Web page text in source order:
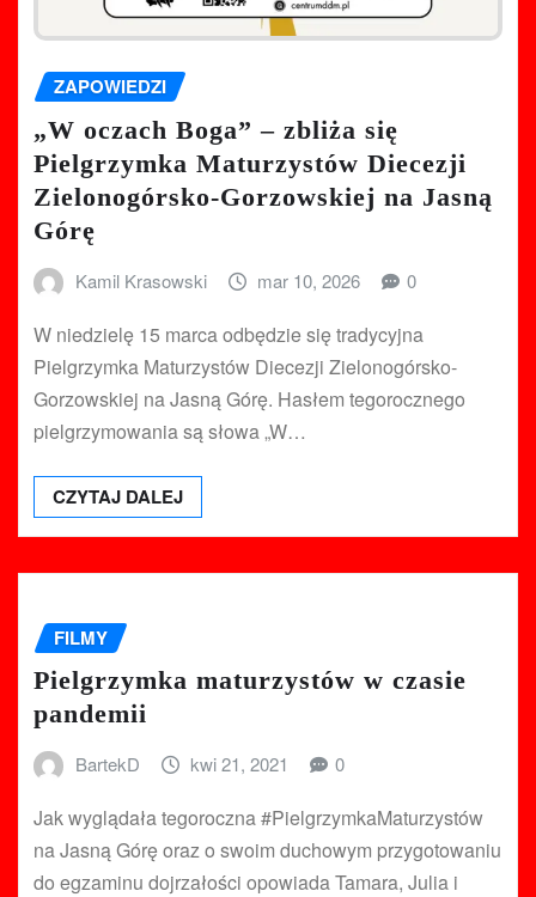
ZAPOWIEDZI
„W oczach Boga” – zbliża się
Pielgrzymka Maturzystów Diecezji
Zielonogórsko-Gorzowskiej na Jasną
Górę
Kamil Krasowski mar 10, 2026 0
W niedzielę 15 marca odbędzie się tradycyjna
Pielgrzymka Maturzystów Diecezji Zielonogórsko-
Gorzowskiej na Jasną Górę. Hasłem tegorocznego
pielgrzymowania są słowa „W…
CZYTAJ DALEJ
FILMY
Pielgrzymka maturzystów w czasie
pandemii
BartekD kwi 21, 2021 0
Jak wyglądała tegoroczna #PielgrzymkaMaturzystów
na Jasną Górę oraz o swoim duchowym przygotowaniu
do egzaminu dojrzałości opowiada Tamara, Julia i